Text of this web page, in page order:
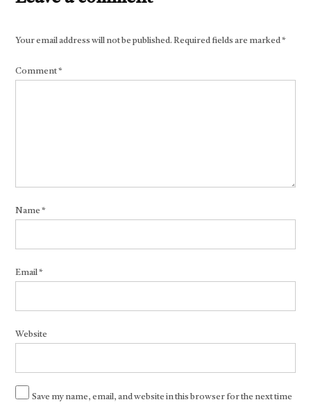
Your email address will not be published. Required fields are marked*
Comment*
Name*
Email*
Website
Save my name, email, and website in this browser for the next time